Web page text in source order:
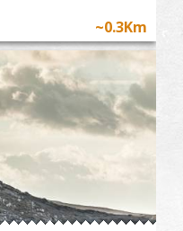
~0.3Km